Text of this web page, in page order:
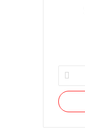
alamat
email
Anda.